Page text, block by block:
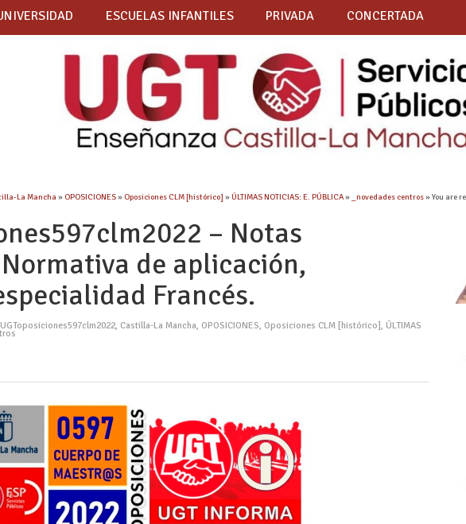
ESCUELAS INFANTILES PRIVADA CONCERTADA
La Mancha » OPOSICIONES» Oposiciones CLM [histórico] »ÚLTIMAS NOTICIAS: E. PÚBLICA» _novedades centros» You are
– Notas
de aplicación,
Francés.
, Castilla-La Mancha, OPOSICIONES, Oposiciones CLM [histórico], ÚLTIMAS